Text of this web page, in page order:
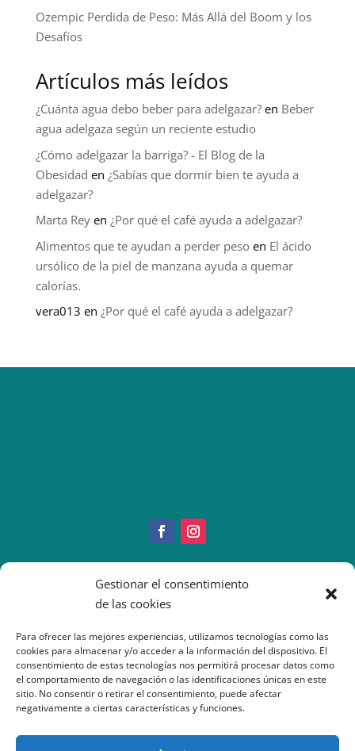
Gestionar el consentimiento
de las cookies
Para ofrecer las mejores experiencias, utilizamos tecnologías como las
cookies para almacenar y/o acceder a la información del dispositivo. El
consentimiento de estas tecnologías nos permitirá procesar datos como
el comportamiento de navegación o las identificaciones únicas en este
sitio. No consentir o retirar el consentimiento, puede afectar
negativamente a ciertas características y funciones.
Ozempic Perdida de Peso: Más Allá del Boom y los
Desafíos
Artículos más leídos
¿Cuánta agua debo beber para adelgazar?en Beber
agua adelgaza según un reciente estudio
¿Cómo adelgazar la barriga? - El Blog de la
Obesidad en ¿Sabías que dormir bien te ayuda a
adelgazar?
Marta Reyen ¿Por qué el café ayuda a adelgazar?
Alimentos que te ayudan a perder pesoen El ácido
ursólico de la piel de manzana ayuda a quemar
calorías.
vera013 en ¿Por qué el café ayuda a adelgazar?
Copyright © 2022 IMEOInformación Paciente
Imeo. Aviso legal|Politica Cookies